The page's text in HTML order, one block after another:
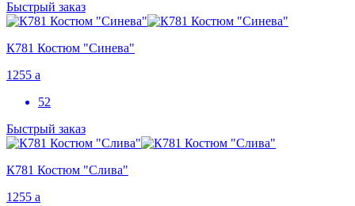
Быстрый заказ
К781 Костюм "Синева"
1255 a
52
Быстрый заказ
К781 Костюм "Слива"
1255 a